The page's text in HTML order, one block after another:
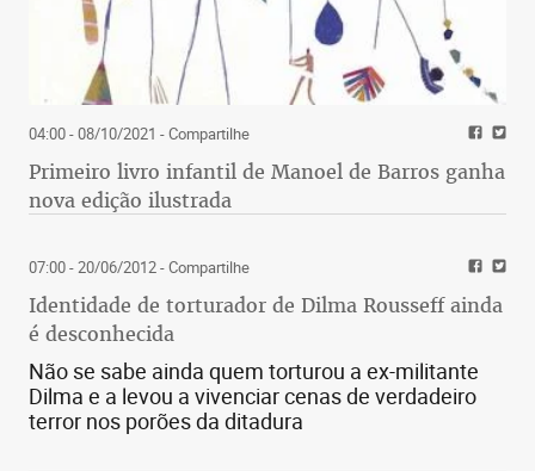
04:00 - 08/10/2021 - Compartilhe
Primeiro livro infantil de Manoel de Barros ganha
nova edição ilustrada
07:00 - 20/06/2012- Compartilhe
Identidade de torturador de Dilma Rousseff ainda
é desconhecida
Não se sabe ainda quem torturou a ex-militante
Dilma e a levou a vivenciar cenas de verdadeiro
terror nos porões da ditadura